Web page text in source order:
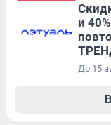
и
До 15